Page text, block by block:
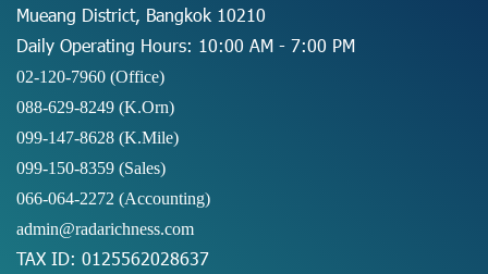
Mueang District, Bangkok 10210
Daily Operating Hours: 10:00 AM - 7:00 PM
02-120-7960 (Office)
088-629-8249 (K.Orn)
099-147-8628 (K.Mile)
099-150-8359 (Sales)
066-064-2272 (Accounting)
admin@radarichness.com
TAX ID: 0125562028637